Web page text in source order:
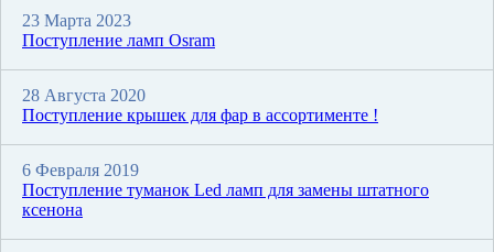
23 Марта 2023
Поступление ламп Osram
28 Августа 2020
Поступление крышек для фар в ассортименте !
6 Февраля 2019
Поступление туманок Led ламп для замены штатного
ксенона